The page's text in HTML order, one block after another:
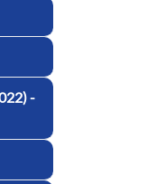
-